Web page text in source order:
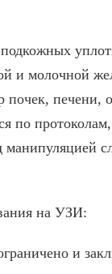
и молочной
почек, печени,
по
манипуляцией
на УЗИ:
и